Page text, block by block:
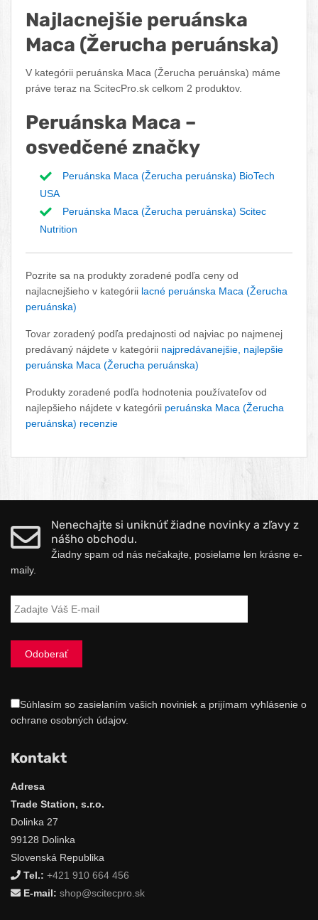
Najlacnejšie peruánska
Maca (Žerucha peruánska)
V kategórii peruánska Maca (Žerucha peruánska) máme
práve teraz na ScitecPro.sk celkom 2 produktov.
Peruánska Maca –
osvedčené značky
Peruánska Maca (Žerucha peruánska) BioTech
USA
Peruánska Maca (Žerucha peruánska) Scitec
Nutrition
Pozrite sa na produkty zoradené podľa ceny od
najlacnejšieho v kategórii lacné peruánska Maca (Žerucha
peruánska)
Tovar zoradený podľa predajnosti od najviac po najmenej
predávaný nájdete v kategórii najpredávanejšie, najlepšie
peruánska Maca (Žerucha peruánska)
Produkty zoradené podľa hodnotenia používateľov od
najlepšieho nájdete v kategórii peruánska Maca (Žerucha
peruánska) recenzie
Nenechajte si uniknúť žiadne novinky a zľavy z
nášho obchodu.
Žiadny spam od nás nečakajte, posielame len krásne e-
maily.
Súhlasím so zasielaním vašich noviniek a prijímam vyhlásenie o
ochrane osobných údajov.
Kontakt
Adresa
Trade Station, s.r.o.
Dolinka 27
99128 Dolinka
Slovenská Republika
Tel.: +421 910 664 456
E-mail: shop@scitecpro.sk